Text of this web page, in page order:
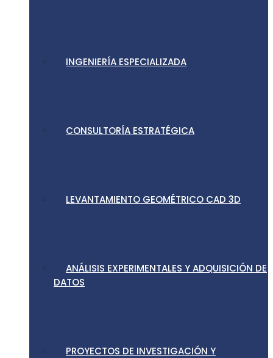
INGENIERÍA ESPECIALIZADA
CONSULTORÍA ESTRATÉGICA
LEVANTAMIENTO GEOMÉTRICO CAD 3D
ANÁLISIS EXPERIMENTALES Y ADQUISICIÓN DE
DATOS
PROYECTOS DE INVESTIGACIÓN Y